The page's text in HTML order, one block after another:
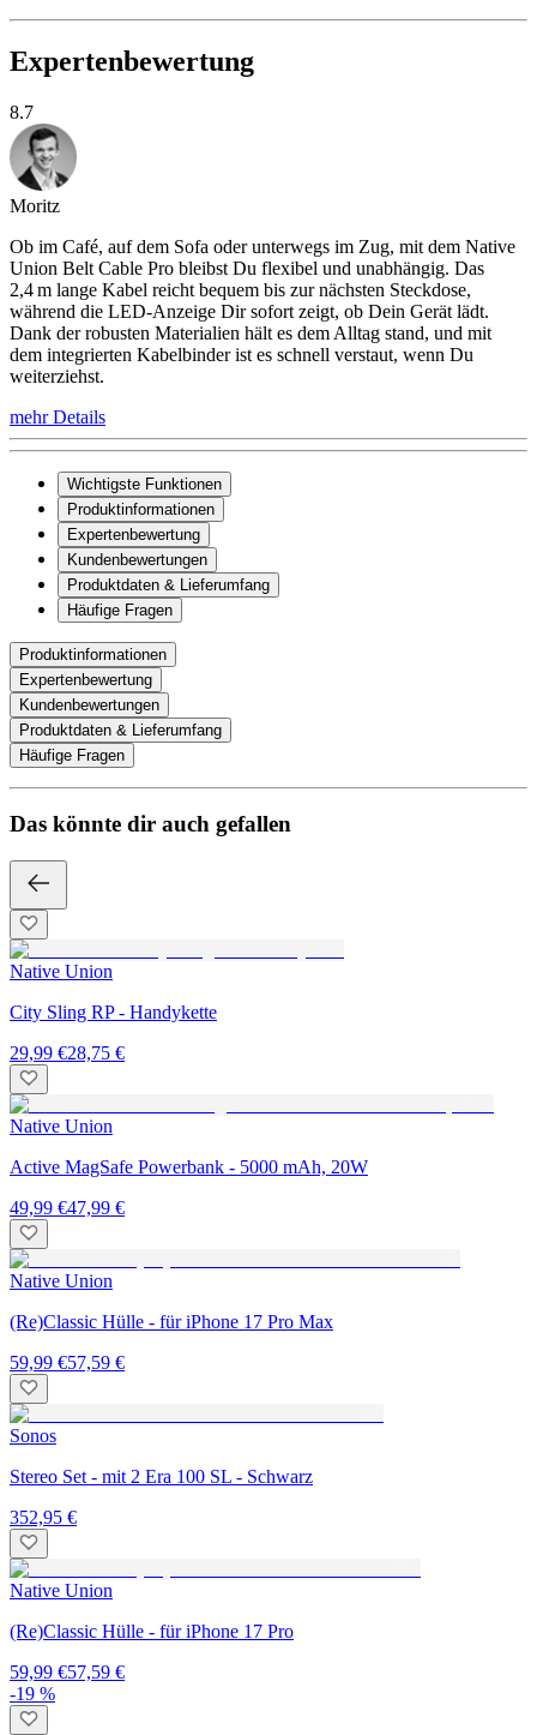
Expertenbewertung
8.7
Moritz
Ob im Café, auf dem Sofa oder unterwegs im Zug, mit dem Native
Union Belt Cable Pro bleibst Du flexibel und unabhängig. Das
2,4 m lange Kabel reicht bequem bis zur nächsten Steckdose,
während die LED-Anzeige Dir sofort zeigt, ob Dein Gerät lädt.
Dank der robusten Materialien hält es dem Alltag stand, und mit
dem integrierten Kabelbinder ist es schnell verstaut, wenn Du
weiterziehst.
mehr Details
Wichtigste Funktionen
Produktinformationen
Expertenbewertung
Kundenbewertungen
Produktdaten & Lieferumfang
Häufige Fragen
Produktinformationen
Expertenbewertung
Kundenbewertungen
Produktdaten & Lieferumfang
Häufige Fragen
Das könnte dir auch gefallen
Native Union
City Sling RP - Handykette
29,99 €28,75 €
Native Union
Active MagSafe Powerbank - 5000 mAh, 20W
49,99 €47,99 €
Native Union
(Re)Classic Hülle - für iPhone 17 Pro Max
59,99 €57,59 €
Sonos
Stereo Set - mit 2 Era 100 SL - Schwarz
352,95 €
Native Union
(Re)Classic Hülle - für iPhone 17 Pro
59,99 €57,59 €
-19 %